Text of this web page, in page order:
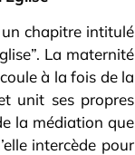
un chapitre intitulé
La maternité
à la fois de la
unit ses propres
la médiation que
intercède pour